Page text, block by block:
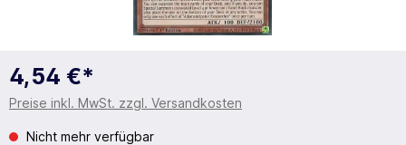
4,54 €*
Preise inkl. MwSt. zzgl. Versandkosten
Nicht mehr verfügbar